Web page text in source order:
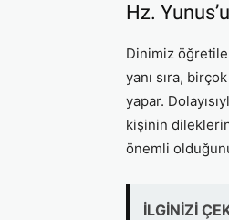
Hz.
Dinimiz
yanı sıra,
yapar.
kişinin
önemli
İLGİNİZİ